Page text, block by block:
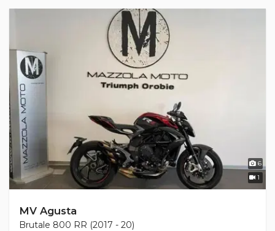
6
1
MV Agusta
Brutale 800 RR (2017 - 20)